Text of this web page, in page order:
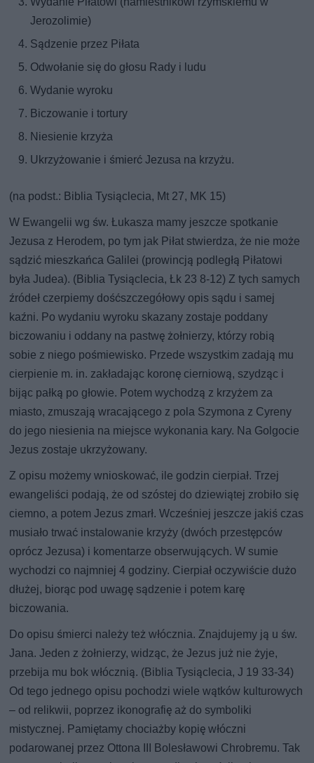
Jerozolimie)
Sądzenie przez Piłata
Odwołanie się do głosu Rady i ludu
Wydanie wyroku
Biczowanie i tortury
Niesienie krzyża
Ukrzyżowanie i śmierć Jezusa na krzyżu.
(na podst.: Biblia Tysiąclecia, Mt 27, MK 15)
W Ewangelii wg św. Łukasza mamy jeszcze spotkanie
Jezusa z Herodem, po tym jak Piłat stwierdza, że nie może
sądzić mieszkańca Galilei (prowincją podległą Piłatowi
była Judea). (Biblia Tysiąclecia, Łk 23 8-12) Z tych samych
źródeł czerpiemy dośćszczegółowy opis sądu i samej
kaźni. Po wydaniu wyroku skazany zostaje poddany
biczowaniu i oddany na pastwę żołnierzy, którzy robią
sobie z niego pośmiewisko. Przede wszystkim zadają mu
cierpienie m. in. zakładając koronę cierniową, szydząc i
bijąc pałką po głowie. Potem wychodzą z krzyżem za
miasto, zmuszają wracającego z pola Szymona z Cyreny
do jego niesienia na miejsce wykonania kary. Na Golgocie
Jezus zostaje ukrzyżowany.
Z opisu możemy wnioskować, ile godzin cierpiał. Trzej
ewangeliści podają, że od szóstej do dziewiątej zrobiło się
ciemno, a potem Jezus zmarł. Wcześniej jeszcze jakiś czas
musiało trwać instalowanie krzyży (dwóch przestępców
oprócz Jezusa) i komentarze obserwujących. W sumie
wychodzi co najmniej 4 godziny. Cierpiał oczywiście dużo
dłużej, biorąc pod uwagę sądzenie i potem karę
biczowania.
Do opisu śmierci należy też włócznia. Znajdujemy ją u św.
Jana. Jeden z żołnierzy, widząc, że Jezus już nie żyje,
przebija mu bok włócznią. (Biblia Tysiąclecia, J 19 33-34)
Od tego jednego opisu pochodzi wiele wątków kulturowych
– od relikwii, poprzez ikonografię aż do symboliki
mistycznej. Pamiętamy chociażby kopię włóczni
podarowanej przez Ottona III Bolesławowi Chrobremu. Tak